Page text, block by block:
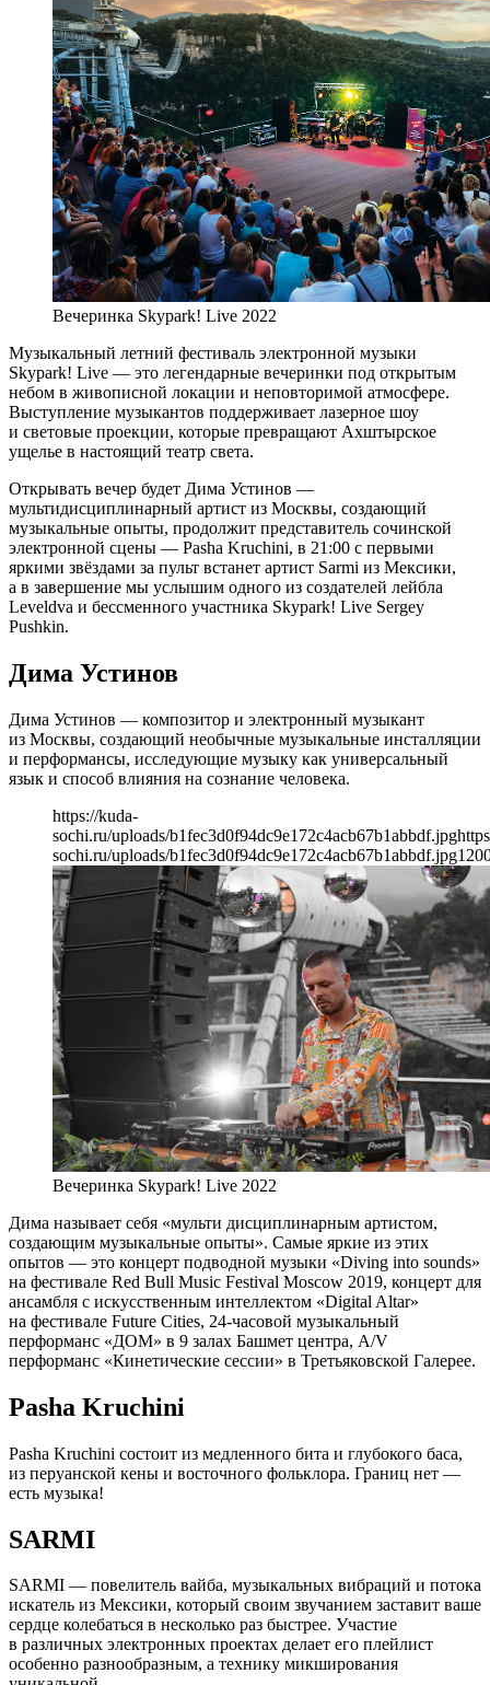
Вечеринка Skypark! Live 2022
Музыкальный летний фестиваль электронной музыки
Skypark! Live — это легендарные вечеринки под открытым
небом в живописной локации и неповторимой атмосфере.
Выступление музыкантов поддерживает лазерное шоу
и световые проекции, которые превращают Ахштырское
ущелье в настоящий театр света.
Открывать вечер будет Дима Устинов —
мультидисциплинарный артист из Москвы, создающий
музыкальные опыты, продолжит представитель сочинской
электронной сцены — Pasha Kruchini, в 21:00 с первыми
яркими звёздами за пульт встанет артист Sarmi из Мексики,
а в завершение мы услышим одного из создателей лейбла
Leveldva и бессменного участника Skypark! Live Sergey
Pushkin.
Дима Устинов
Дима Устинов — композитор и электронный музыкант
из Москвы, создающий необычные музыкальные инсталляции
и перформансы, исследующие музыку как универсальный
язык и способ влияния на сознание человека.
https://kuda-
sochi.ru/uploads/b1fec3d0f94dc9e172c4acb67b1abbdf.jpg
sochi.ru/uploads/b1fec3d0f94dc9e172c4acb67b1abbdf.jpg
Вечеринка Skypark! Live 2022
Дима называет себя «мульти дисциплинарным артистом,
создающим музыкальные опыты». Самые яркие из этих
опытов — это концерт подводной музыки «Diving into sounds»
на фестивале Red Bull Music Festival Moscow 2019, концерт для
ансамбля с искусственным интеллектом «Digital Altar»
на фестивале Future Cities, 24-часовой музыкальный
перформанс «ДОМ» в 9 залах Башмет центра, A/V
перформанс «Кинетические сессии» в Третьяковской Галерее.
Pasha Kruchini
Pasha Kruchini состоит из медленного бита и глубокого баса,
из перуанской кены и восточного фольклора. Границ нет —
есть музыка!
SARMI
SARMI — повелитель вайба, музыкальных вибраций и потока
искатель из Мексики, который своим звучанием заставит ваше
сердце колебаться в несколько раз быстрее. Участие
в различных электронных проектах делает его плейлист
особенно разнообразным, а технику микширования